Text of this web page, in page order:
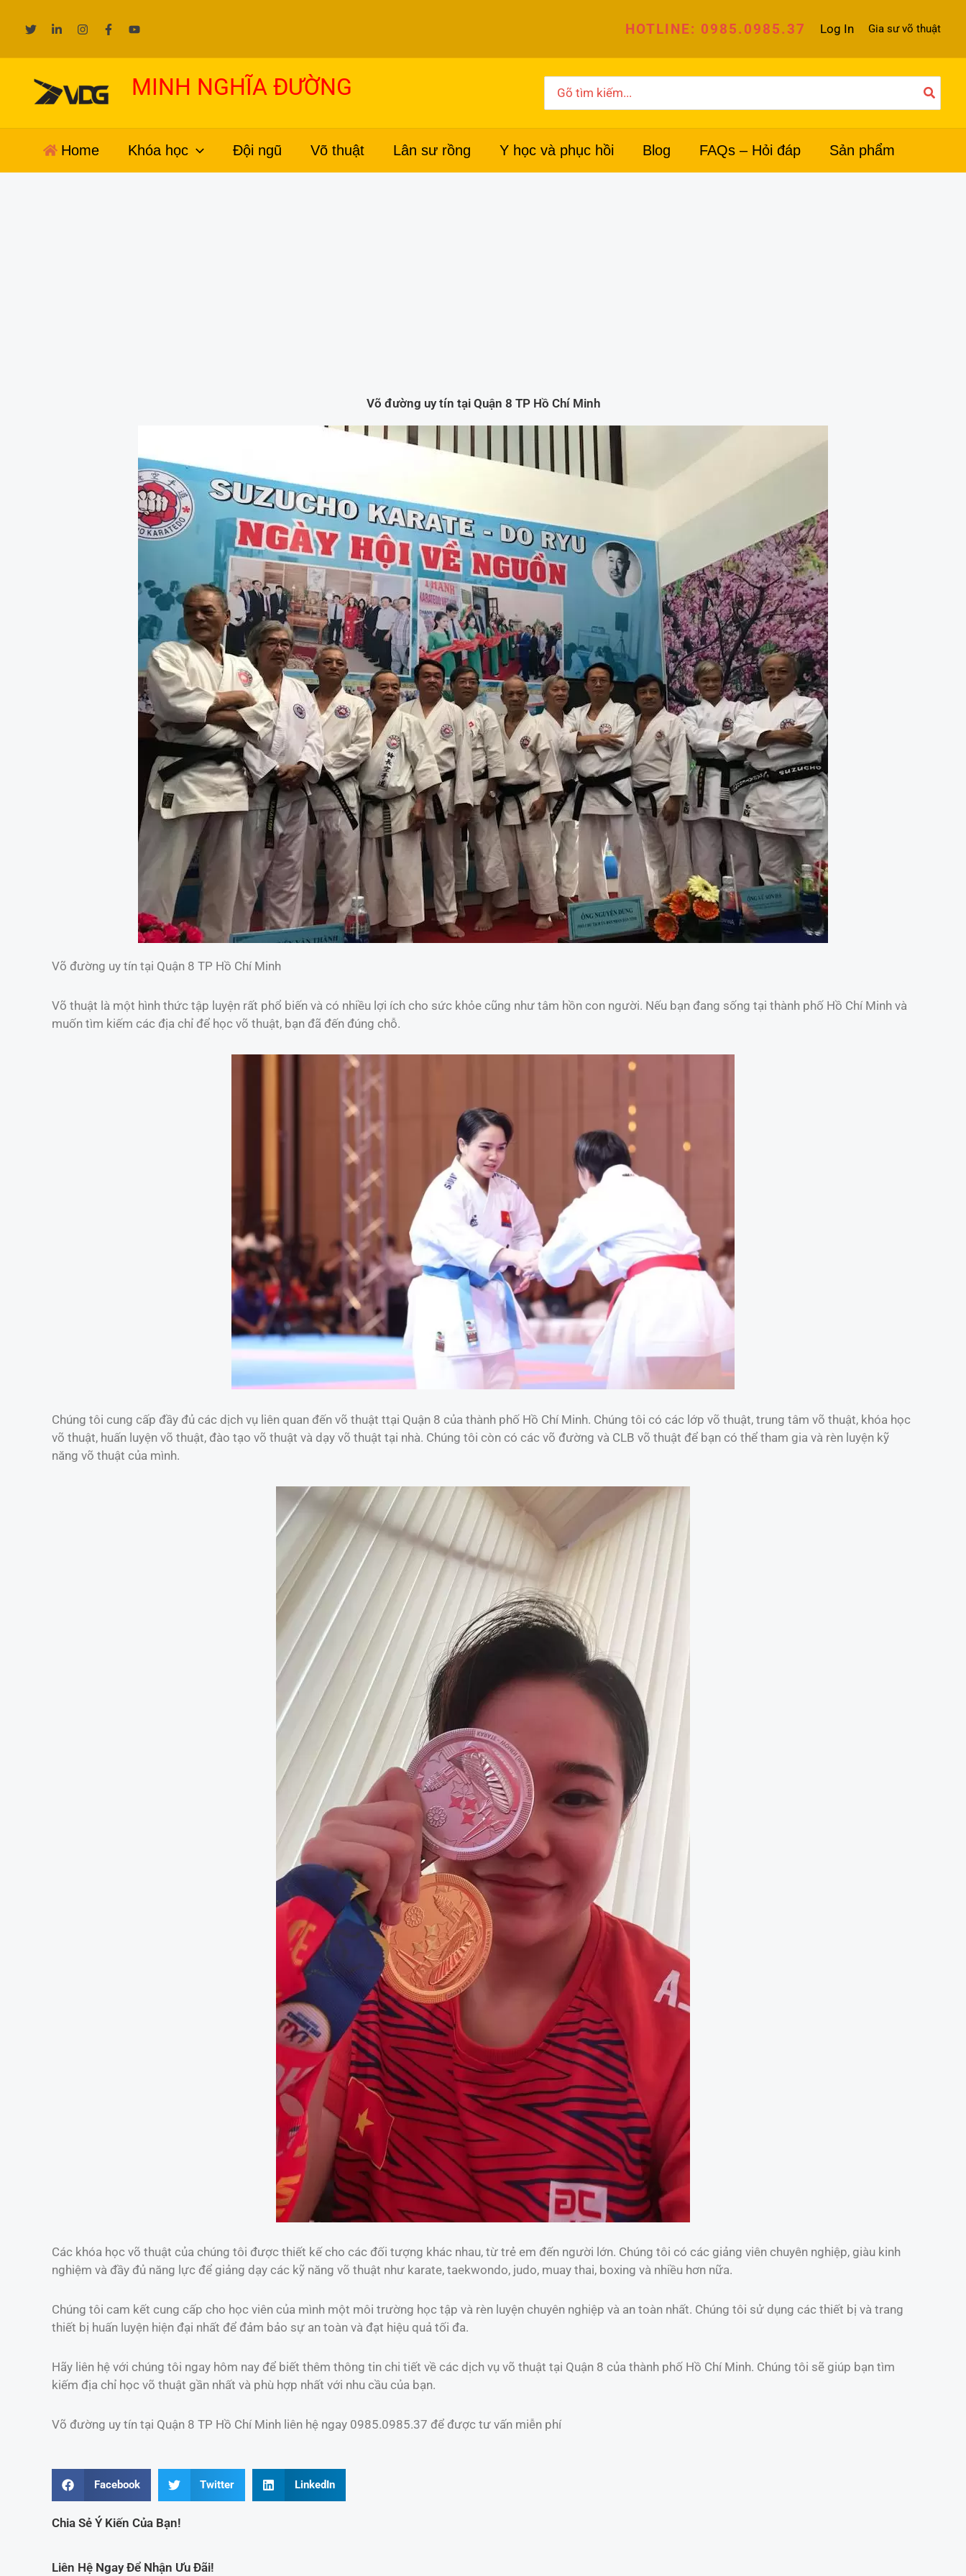
dung
HOTLINE: 0985.0985.37 Log In Gia sư võ thuật
MINH NGHĨA ĐƯỜNG
for:
Home Khóa học Đội ngũ Võ thuật Lân sư rồng Y học và phục hồi Blog FAQs – Hỏi đáp Sản phẩm
Võ đường uy tín tại Quận 8 TP Hồ Chí Minh
Võ đường uy tín tại Quận 8 TP Hồ Chí Minh
Võ thuật là một hình thức tập luyện rất phổ biến và có nhiều lợi ích cho sức khỏe cũng như tâm hồn con người. Nếu bạn đang sống tại thành phố Hồ Chí Minh và
muốn tìm kiếm các địa chỉ để học võ thuật, bạn đã đến đúng chỗ.
Chúng tôi cung cấp đầy đủ các dịch vụ liên quan đến võ thuật ttại Quận 8 của thành phố Hồ Chí Minh. Chúng tôi có các lớp võ thuật, trung tâm võ thuật, khóa học
võ thuật, huấn luyện võ thuật, đào tạo võ thuật và dạy võ thuật tại nhà. Chúng tôi còn có các võ đường và CLB võ thuật để bạn có thể tham gia và rèn luyện kỹ
năng võ thuật của mình.
Các khóa học võ thuật của chúng tôi được thiết kế cho các đối tượng khác nhau, từ trẻ em đến người lớn. Chúng tôi có các giảng viên chuyên nghiệp, giàu kinh
nghiệm và đầy đủ năng lực để giảng dạy các kỹ năng võ thuật như karate, taekwondo, judo, muay thai, boxing và nhiều hơn nữa.
Chúng tôi cam kết cung cấp cho học viên của mình một môi trường học tập và rèn luyện chuyên nghiệp và an toàn nhất. Chúng tôi sử dụng các thiết bị và trang
thiết bị huấn luyện hiện đại nhất để đảm bảo sự an toàn và đạt hiệu quả tối đa.
Hãy liên hệ với chúng tôi ngay hôm nay để biết thêm thông tin chi tiết về các dịch vụ võ thuật tại Quận 8 của thành phố Hồ Chí Minh. Chúng tôi sẽ giúp bạn tìm
kiếm địa chỉ học võ thuật gần nhất và phù hợp nhất với nhu cầu của bạn.
Võ đường uy tín tại Quận 8 TP Hồ Chí Minh liên hệ ngay 0985.0985.37 để được tư vấn miễn phí
Facebook Twitter LinkedIn
Chia Sẻ Ý Kiến Của Bạn!
Liên Hệ Ngay Để Nhận Ưu Đãi!